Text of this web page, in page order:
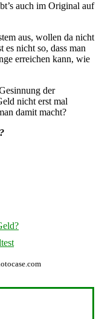
auch im Original auf
aus, wollen da nicht
es nicht so, dass man
erreichen kann, wie
der
nicht erst mal
damit macht?